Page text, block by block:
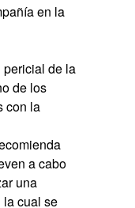
en la
pericial de la
de los
con la
a cabo
una
la cual se